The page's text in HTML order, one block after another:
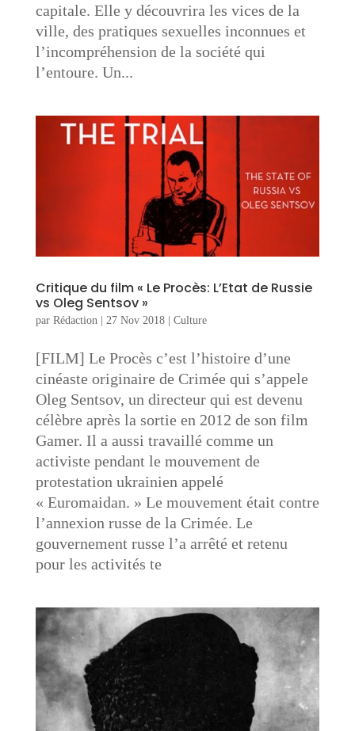
capitale. Elle y découvrira les vices de la
ville, des pratiques sexuelles inconnues et
l’incompréhension de la société qui
l’entoure. Un...
Critique du film « Le Procès: L’Etat de Russie
vs Oleg Sentsov »
par Rédaction| 27 Nov 2018| Culture
[FILM] Le Procès c’est l’histoire d’une
cinéaste originaire de Crimée qui s’appele
Oleg Sentsov, un directeur qui est devenu
célèbre après la sortie en 2012 de son film
Gamer. Il a aussi travaillé comme un
activiste pendant le mouvement de
protestation ukrainien appelé
« Euromaidan. » Le mouvement était contre
l’annexion russe de la Crimée. Le
gouvernement russe l’a arrêté et retenu
pour les activités te